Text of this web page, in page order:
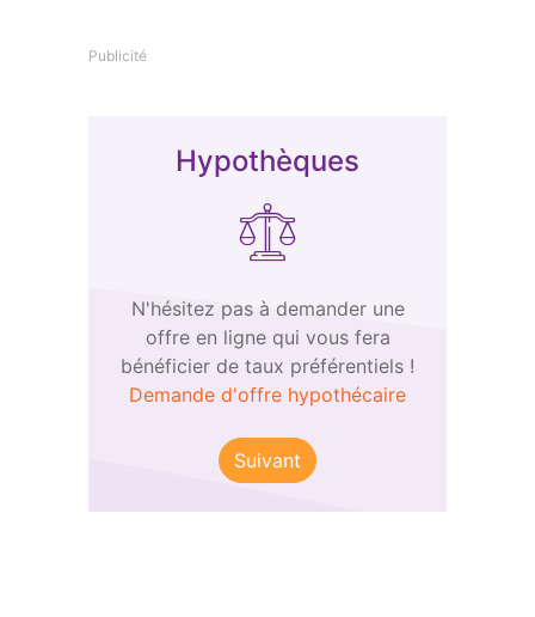
Publicité
Hypothèques
N'hésitez pas à demander une
offre en ligne qui vous fera
bénéficier de taux préférentiels !
Demande d'offre hypothécaire
Suivant